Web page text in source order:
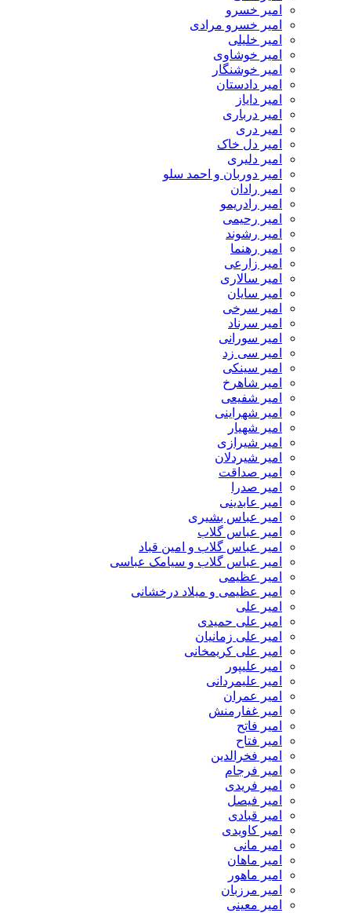
امیر خسرو
امیر خسرو مرادی
امیر خلیلی
امیر خوشاوی
امیر خوشنگار
امیر دادستان
امیر دایاز
امیر درباری
امیر دری
امیر دل خاک
امیر دلیری
امیر دوربان و احمد سلو
امیر رادان
امیر رادریمو
امیر رحیمی
امیر رشوند
امیر رهنما
امیر زارعی
امیر سالاری
امیر سایان
امیر سرخی
امیر سرناد
امیر سورانی
امیر سی زد
امیر سینکی
امیر شاهرخ
امیر شفیعی
امیر شهراینی
امیر شهیار
امیر شیرازی
امیر شیردلان
امیر صداقت
امیر صدرا
امیر عابدینی
امیر عباس بشیری
امیر عباس گلاب
امیر عباس گلاب و امین قباد
امیر عباس گلاب و سیامک عباسی
امیر عظیمی
امیر عظیمی و میلاد درخشانی
امیر علی
امیر علی حمیدی
امیر علی زمانیان
امیر علی کریمخانی
امیر علیپور
امیر علیمردانی
امیر عمران
امیر غفارمنش
امیر فاتح
امیر فتاح
امیر فخرالدین
امیر فرجام
امیر فریدی
امیر فیصل
امیر قبادی
امیر کاویدی
امیر مانی
امیر ماهان
امیر ماهور
امیر مرزبان
امیر معینی